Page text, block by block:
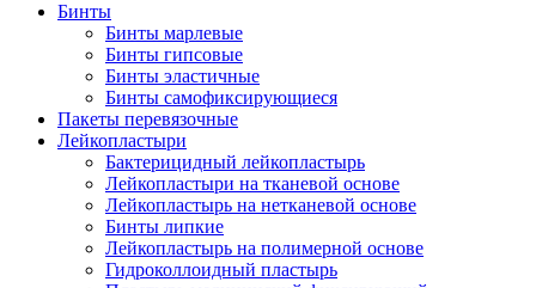
Бинты
Бинты марлевые
Бинты гипсовые
Бинты эластичные
Бинты самофиксирующиеся
Пакеты перевязочные
Лейкопластыри
Бактерицидный лейкопластырь
Лейкопластыри на тканевой основе
Лейкопластырь на нетканевой основе
Бинты липкие
Лейкопластырь на полимерной основе
Гидроколлоидный пластырь